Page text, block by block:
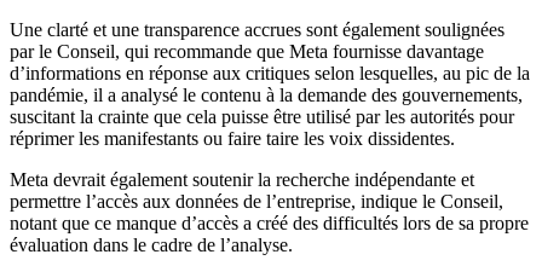
Une clarté et une transparence accrues sont également soulignées
par le Conseil, qui recommande que Meta fournisse davantage
d’informations en réponse aux critiques selon lesquelles, au pic de la
pandémie, il a analysé le contenu à la demande des gouvernements,
suscitant la crainte que cela puisse être utilisé par les autorités pour
réprimer les manifestants ou faire taire les voix dissidentes.
Meta devrait également soutenir la recherche indépendante et
permettre l’accès aux données de l’entreprise, indique le Conseil,
notant que ce manque d’accès a créé des difficultés lors de sa propre
évaluation dans le cadre de l’analyse.